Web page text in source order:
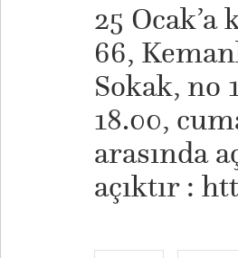
25 Ocak’a
66,
Sokak, no
18.00,
arasında
açıktır :